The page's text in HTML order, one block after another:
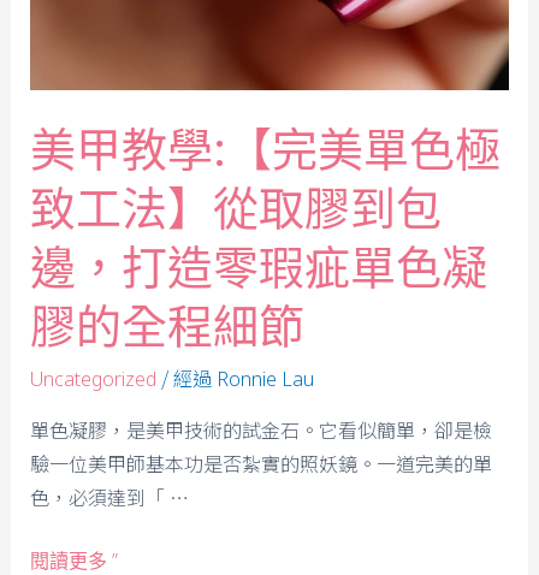
美甲教學:【完美單色極
致工法】從取膠到包
邊，打造零瑕疵單色凝
膠的全程細節
Uncategorized / 經過 Ronnie Lau
單色凝膠，是美甲技術的試金石。它看似簡單，卻是檢
驗一位美甲師基本功是否紮實的照妖鏡。一道完美的單
色，必須達到「 …
閱讀更多 ”